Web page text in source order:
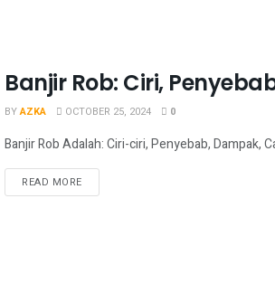
Banjir Rob: Ciri,
BYAZKA OCTOBER 25, 2024 0
Banjir Rob Adalah: Ciri-ciri, Penyebab, Dampak,
READ MORE